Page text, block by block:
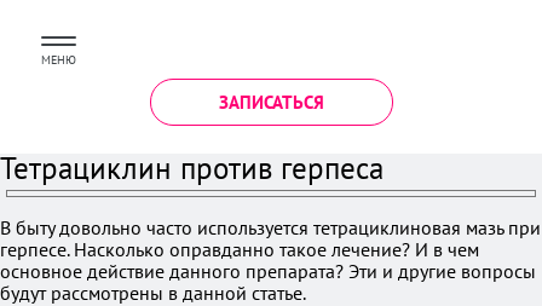
МЕНЮ
ЗАПИСАТЬСЯ
Тетрациклин против герпеса
В быту довольно часто используется тетрациклиновая мазь при
герпесе. Насколько оправданно такое лечение? И в чем
основное действие данного препарата? Эти и другие вопросы
будут рассмотрены в данной статье.